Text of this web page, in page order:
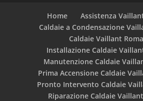
Home
Assistenza
Caldaie a Condensazione
Caldaie Vaillant Roma
Installazione Caldaie
Manutenzione Caldaie
Prima Accensione Caldaie
Pronto Intervento Caldaie
Riparazione Caldaie